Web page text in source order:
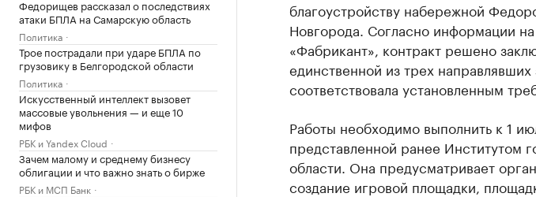
Федорищев рассказал о последствиях
атаки БПЛА на Самарскую область
Политика
Трое пострадали при ударе БПЛА по
грузовику в Белгородской области
Политика
Искусственный интеллект вызовет
массовые увольнения — и еще 10
мифов
РБК и Yandex Cloud
Зачем малому и среднему бизнесу
облигации и что важно знать о бирже
РБК и МСП Банк
благоустройству набережной
Новгорода. Согласно информации
«Фабрикант», контракт решено
единственной из трех
соответствовала установленным
Работы необходимо выполнить к 1
представленной ранее Институтом
области. Она предусматривает
создание игровой площадки,